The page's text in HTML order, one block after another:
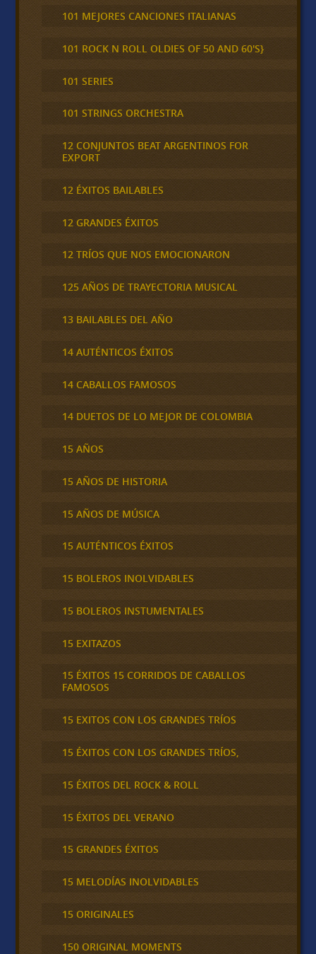
101 MEJORES CANCIONES ITALIANAS
101 ROCK N ROLL OLDIES OF 50 AND 60'S}
101 SERIES
101 STRINGS ORCHESTRA
12 CONJUNTOS BEAT ARGENTINOS FOR
EXPORT
12 ÉXITOS BAILABLES
12 GRANDES ÉXITOS
12 TRÍOS QUE NOS EMOCIONARON
125 AÑOS DE TRAYECTORIA MUSICAL
13 BAILABLES DEL AÑO
14 AUTÉNTICOS ÉXITOS
14 CABALLOS FAMOSOS
14 DUETOS DE LO MEJOR DE COLOMBIA
15 AÑOS
15 AÑOS DE HISTORIA
15 AÑOS DE MÚSICA
15 AUTÉNTICOS ÉXITOS
15 BOLEROS INOLVIDABLES
15 BOLEROS INSTUMENTALES
15 EXITAZOS
15 ÉXITOS 15 CORRIDOS DE CABALLOS
FAMOSOS
15 EXITOS CON LOS GRANDES TRÍOS
15 ÉXITOS CON LOS GRANDES TRÍOS,
15 ÉXITOS DEL ROCK & ROLL
15 ÉXITOS DEL VERANO
15 GRANDES ÉXITOS
15 MELODÍAS INOLVIDABLES
15 ORIGINALES
150 ORIGINAL MOMENTS